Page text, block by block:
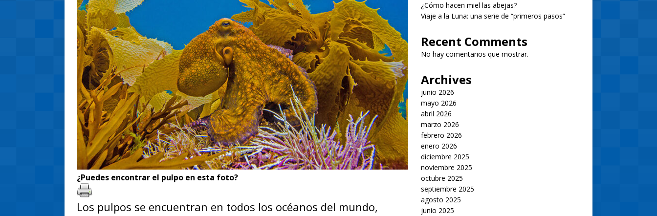
¿Puedes encontrar el pulpo en esta foto?
Los pulpos se encuentran en todos los océanos del mundo,
¿Cómo hacen miel las abejas?
Viaje a la Luna: una serie de “primeros pasos”
Recent Comments
No hay comentarios que mostrar.
Archives
junio 2026
mayo 2026
abril 2026
marzo 2026
febrero 2026
enero 2026
diciembre 2025
noviembre 2025
octubre 2025
septiembre 2025
agosto 2025
junio 2025